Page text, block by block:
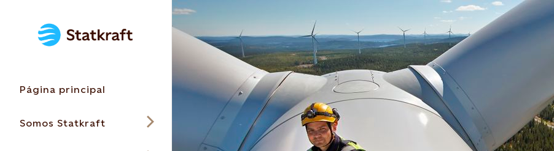
Página principal
Somos Statkraft